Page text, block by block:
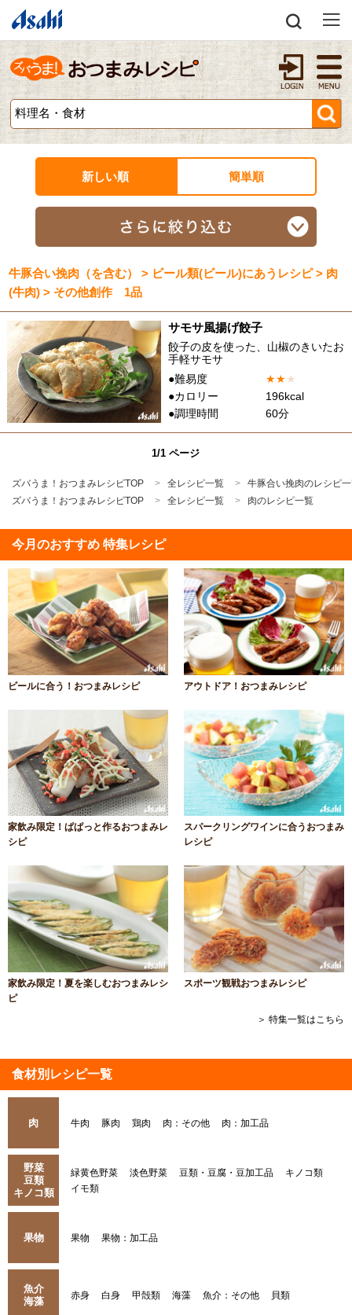
新しい順 簡単順
牛豚合い挽肉（を含む） > ビール類(ビール)にあうレシピ > 肉
(牛肉) > その他創作 1品
サモサ風揚げ餃子
餃子の皮を使った、山椒のきいたお
手軽サモサ
●難易度
★★★
●カロリー
196kcal
●調理時間
60分
1/1 ページ
ズバうま！おつまみレシピTOP 全レシピ一覧
牛豚合い挽肉のレシピ
ズバうま！おつまみレシピTOP
全レシピ一覧 肉のレシピ一覧
今月のおすすめ 特集レシピ
ビールに合う！おつまみレシピ アウトドア！おつまみレシピ
家飲み限定！ぱぱっと作るおつまみレ
シピ
スパークリングワインに合うおつまみ
レシピ
家飲み限定！夏を楽しむおつまみレシ
ピ
スポーツ観戦おつまみレシピ
＞ 特集一覧はこちら
食材別レシピ一覧
肉 牛肉 豚肉 鶏肉 肉：その他 肉：加工品
野菜
豆類
キノコ類
緑黄色野菜 淡色野菜 豆類・豆腐・豆加工品
キノコ類
イモ類
果物 果物 果物：加工品
魚介
海藻
赤身 白身 甲殻類 海藻 魚介：その他 貝類